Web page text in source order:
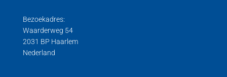
Bezoekadres:
Waarderweg 54
2031 BP Haarlem
Nederland